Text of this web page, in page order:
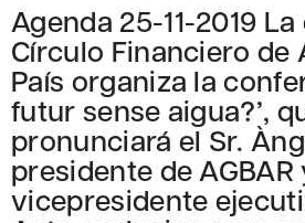
Agenda 25-11-2019
Círculo Financiero de
País organiza la
futur sense aigua?’,
pronunciará el Sr.
presidente de AGBAR
vicepresidente